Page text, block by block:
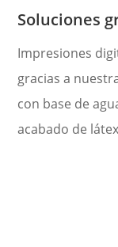
Soluciones
Impresiones
gracias a
con base de
acabado de látex